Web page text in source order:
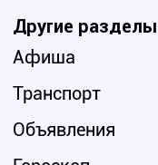
Другие разделы
Афиша
Транспорт
Объявления